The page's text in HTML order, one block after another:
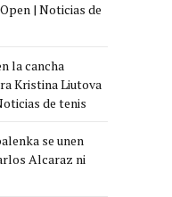
| Noticias de
la cancha
Kristina Liutova
de tenis
se unen
Alcaraz ni